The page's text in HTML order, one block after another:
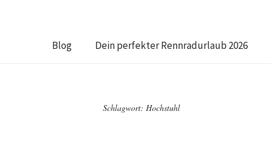
Blog Dein perfekter Rennradurlaub 2026
Schlagwort: Hochstuhl